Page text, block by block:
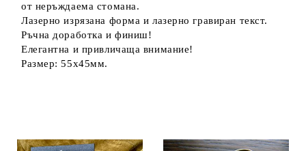
от неръждаема стомана.
Лазерно изрязана форма и лазерно гравиран текст.
Ръчна доработка и финиш!
Елегантна и привличаща внимание!
Размер: 55х45мм.